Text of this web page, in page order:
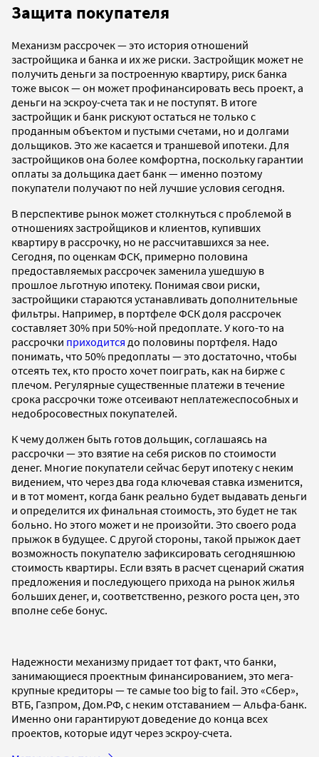
Защита покупателя
Механизм рассрочек — это история отношений
застройщика и банка и их же риски. Застройщик может не
получить деньги за построенную квартиру, риск банка
тоже высок — он может профинансировать весь проект, а
деньги на эскроу-счета так и не поступят. В итоге
застройщик и банк рискуют остаться не только с
проданным объектом и пустыми счетами, но и долгами
дольщиков. Это же касается и траншевой ипотеки. Для
застройщиков она более комфортна, поскольку гарантии
оплаты за дольщика дает банк — именно поэтому
покупатели получают по ней лучшие условия сегодня.
В перспективе рынок может столкнуться с проблемой в
отношениях застройщиков и клиентов, купивших
квартиру в рассрочку, но не рассчитавшихся за нее.
Сегодня, по оценкам ФСК, примерно половина
предоставляемых рассрочек заменила ушедшую в
прошлое льготную ипотеку. Понимая свои риски,
застройщики стараются устанавливать дополнительные
фильтры. Например, в портфеле ФСК доля рассрочек
составляет 30% при 50%-ной предоплате. У кого-то на
рассрочки приходится до половины портфеля. Надо
понимать, что 50% предоплаты — это достаточно, чтобы
отсеять тех, кто просто хочет поиграть, как на бирже с
плечом. Регулярные существенные платежи в течение
срока рассрочки тоже отсеивают неплатежеспособных и
недобросовестных покупателей.
К чему должен быть готов дольщик, соглашаясь на
рассрочки — это взятие на себя рисков по стоимости
денег. Многие покупатели сейчас берут ипотеку с неким
видением, что через два года ключевая ставка изменится,
и в тот момент, когда банк реально будет выдавать деньги
и определится их финальная стоимость, это будет не так
больно. Но этого может и не произойти. Это своего рода
прыжок в будущее. С другой стороны, такой прыжок дает
возможность покупателю зафиксировать сегодняшнюю
стоимость квартиры. Если взять в расчет сценарий сжатия
предложения и последующего прихода на рынок жилья
больших денег, и, соответственно, резкого роста цен, это
вполне себе бонус.
Надежности механизму придает тот факт, что банки,
занимающиеся проектным финансированием, это мега-
крупные кредиторы — те самые too big to fail. Это «Сбер»,
ВТБ, Газпром, Дом.РФ, с неким отставанием — Альфа-банк.
Именно они гарантируют доведение до конца всех
проектов, которые идут через эскроу-счета.